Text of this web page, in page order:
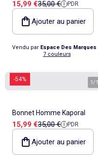
Prix de vente
15,99 €Prix de référence
35,00 € PDR
Ajouter au panier
Vendu par Espace Des Marques
7 couleurs
-54% 1 /1
Bonnet Homme Kaporal
Prix de vente
15,99 €Prix de référence
35,00 € PDR
Ajouter au panier